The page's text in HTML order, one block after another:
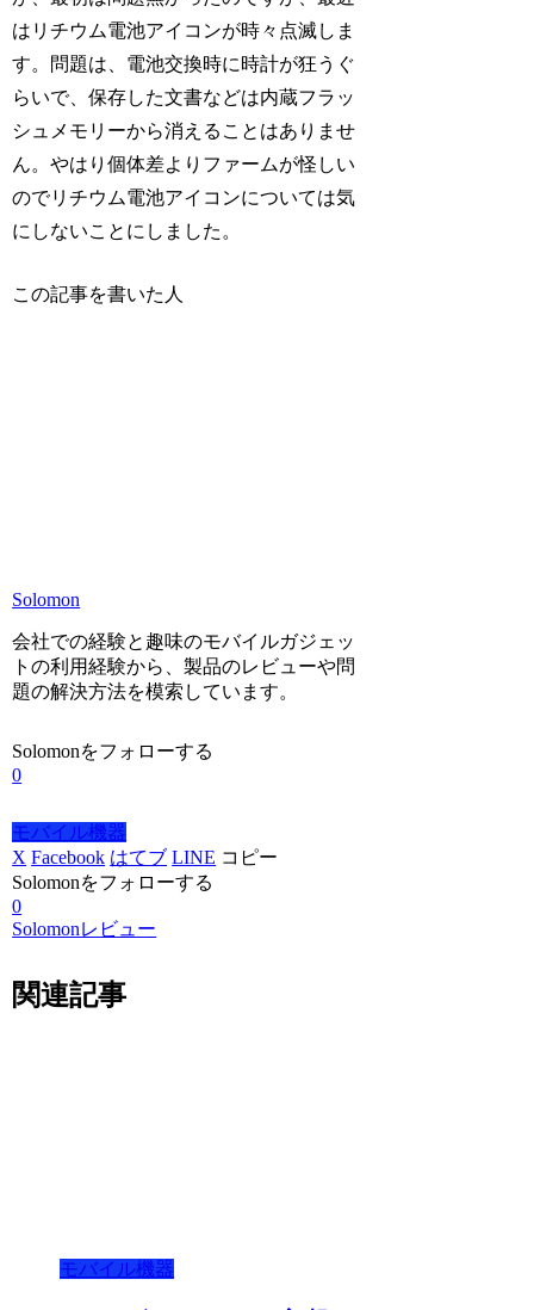
はリチウム電池アイコンが時々点滅しま
す。問題は、電池交換時に時計が狂うぐ
らいで、保存した文書などは内蔵フラッ
シュメモリーから消えることはありませ
ん。やはり個体差よりファームが怪しい
のでリチウム電池アイコンについては気
にしないことにしました。
この記事を書いた人
Solomon
会社での経験と趣味のモバイルガジェッ
トの利用経験から、製品のレビューや問
題の解決方法を模索しています。
Solomonをフォローする
0
モバイル機器
X Facebook はてブ LINE コピー
Solomonをフォローする
0
Solomonレビュー
関連記事
モバイル機器